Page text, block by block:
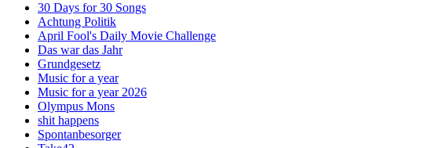
30 Days for 30 Songs
Achtung Politik
April Fool's Daily Movie Challenge
Das war das Jahr
Grundgesetz
Music for a year
Music for a year 2026
Olympus Mons
shit happens
Spontanbesorger